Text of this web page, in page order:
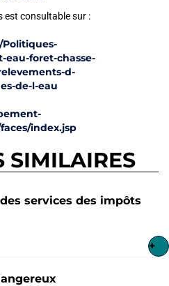
est consultable sur :
foret-chasse-
d-
de-l-eau
index.jsp
SIMILAIRES
services des impôts
+